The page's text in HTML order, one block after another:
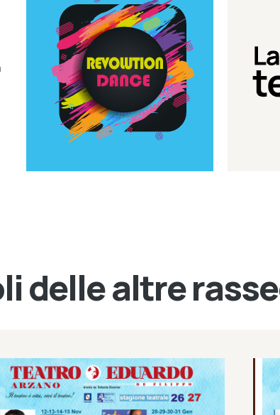
Revolution Dance
Rassegna di danza
contemporanea – I Edizione
Continua
delle altre